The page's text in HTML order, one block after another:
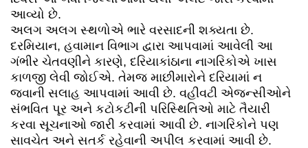
આવ્યો છે.
અલગ અલગ સ્થળોએ ભારે વરસાદની શક્યતા છે.
દરમિયાન, હવામાન વિભાગ દ્વારા આપવામાં આવેલી આ
ગંભીર ચેતવણીને કારણે, દરિયાકાંઠાના નાગરિકોએ ખાસ
કાળજી લેવી જોઈએ. તેમજ માછીમારોને દરિયામાં ન
જવાની સલાહ આપવામાં આવી છે. વહીવટી એજન્સીઓને
સંભવિત પૂર અને કટોકટીની પરિસ્થિતિઓ માટે તૈયારી
કરવા સૂચનાઓ જારી કરવામાં આવી છે. નાગરિકોને પણ
સાવચેત અને સતર્ક રહેવાની અપીલ કરવામાં આવી છે.